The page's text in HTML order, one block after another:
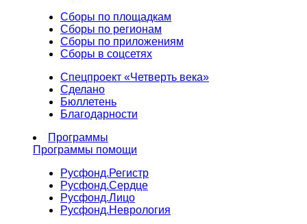
Сборы по площадкам
Сборы по регионам
Сборы по приложениям
Сборы в соцсетях
Спецпроект «Четверть века»
Сделано
Бюллетень
Благодарности
Программы
Программы помощи
Русфонд.Регистр
Русфонд.Сердце
Русфонд.Лицо
Русфонд.Неврология